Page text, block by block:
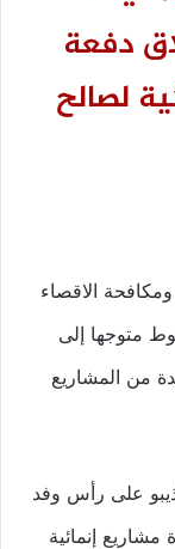
دفعة
لصالح
الاقصاء
متوجها إلى
من المشاريع
على رأس وفد
إنمائية